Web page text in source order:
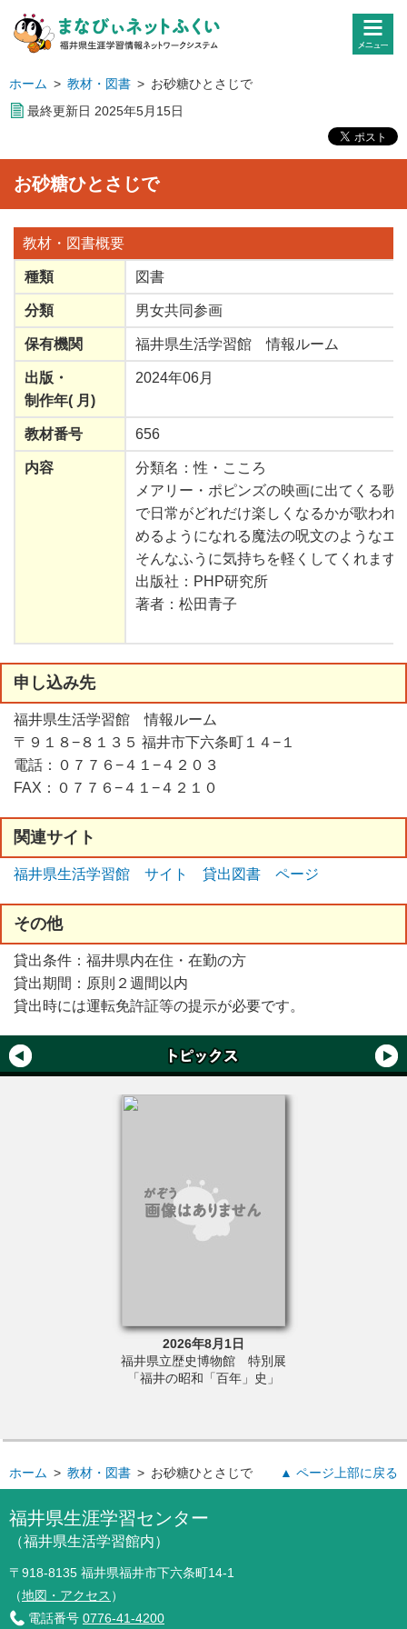
ホーム > 教材・図書 > お砂糖ひとさじで
最終更新日 2025年5月 15日
お砂糖ひとさじで
教材・図書概要
種類 図書
分類 男女共同参画
保有機関 福井県生活学習館 情報ルーム
出版 ・
制作年( 月 )
2024年06月
教材番号 656
内容
分類名：性・こころ
メアリー・ポピンズの映画に出てくる歌
で日常がどれだけ楽しくなるかが歌われ
めるようになれる魔法の呪文のようなエ
そんなふうに気持ちを軽くしてくれます
出版社：PHP研究所
著者：松田青子
申 し込み先
福井県生活学習館 情報ルーム
〒９１８−８１３５ 福井市下六条町１４−１
電話：０７７６−４１−４２０３
FAX：０７７６−４１−４２１０
関連サイト
福井県生活学習館 サイト 貸出図書 ページ
その他
貸出条件：福井県内在住・在勤の方
貸出期間：原則２週間以内
貸出時には運転免許証等の提示が必要です。
2026年8月1日
福井県立歴史博物館 特別展
「福井の昭和「百年」史」
ホーム > 教材・図書 > お砂糖ひとさじで ▲ ページ上部に戻る
福井県生涯学習センター
（福井県生活学習館内）
〒918-8135 福井県福井市下六条町14-1
（地図・アクセス ）
電話番号 0776-41-4200